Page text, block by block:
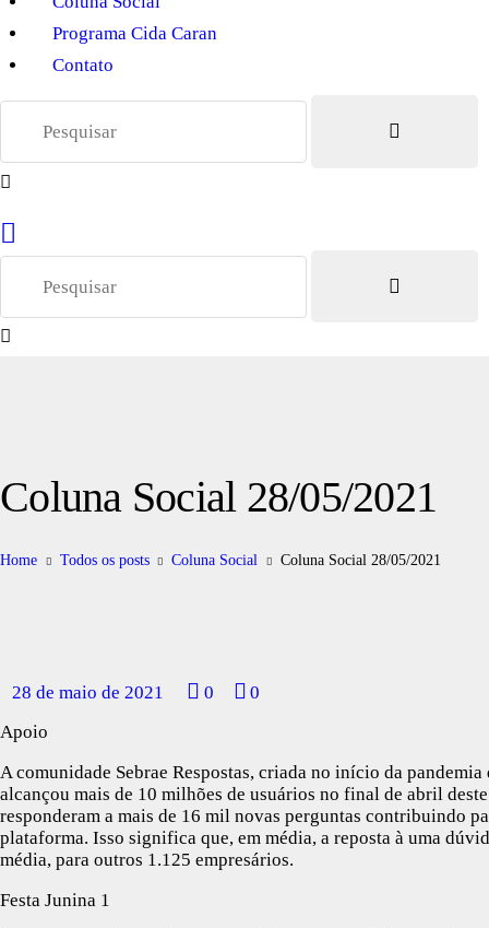
Programa Cida Caran
Contato
Coluna Social 28/05/2021
Home Todos os posts Coluna Social Coluna Social 28/05/2021
28 de maio de 2021 0
0
Apoio
A comunidade Sebrae Respostas, criada no início da
alcançou mais de 10 milhões de usuários no final de abril
responderam a mais de 16 mil novas perguntas contribuindo
plataforma. Isso significa que, em média, a reposta à uma
média, para outros 1.125 empresários.
Festa Junina 1